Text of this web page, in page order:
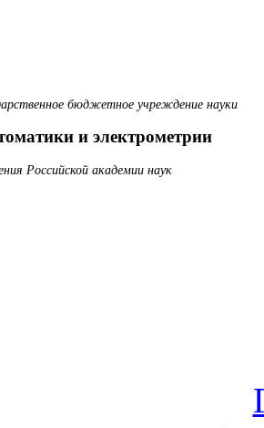
бюджетное учреждение науки
и электрометрии
Российской академии наук